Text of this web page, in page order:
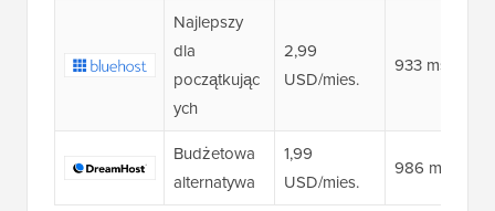
Najlepszy
dla
początkując
ych
2,99
USD/mies.
933 ms
Budżetowa
alternatywa
1,99
USD/mies.
986 ms